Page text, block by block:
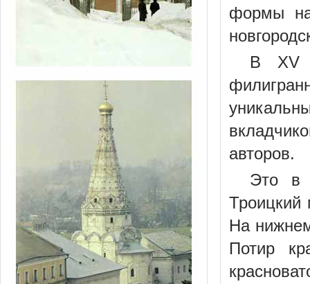
формы
В XV
авторов.
Это в
На
Потир